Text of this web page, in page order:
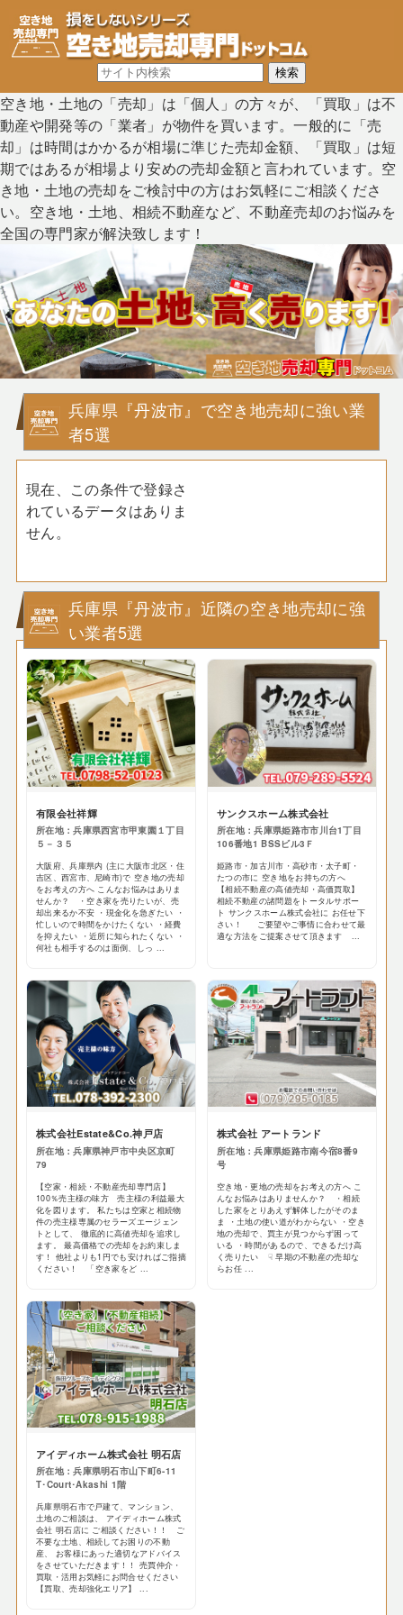
空き地・土地の「売却」は「個人」の方々が、「買取」は不
動産や開発等の「業者」が物件を買います。一般的に「売
却」は時間はかかるが相場に準じた売却金額、「買取」は短
期ではあるが相場より安めの売却金額と言われています。空
き地・土地の売却をご検討中の方はお気軽にご相談くださ
い。空き地・土地、相続不動産など、不動産売却のお悩みを
全国の専門家が解決致します！
兵庫県『丹波市』で空き地売却に強い業
者5選
現在、この条件で登録さ
れているデータはありま
せん。
兵庫県『丹波市』近隣の空き地売却に強
い業者5選
有限会社祥輝
所在地：兵庫県西宮市甲東園１丁目
５－３５
大阪府、兵庫県内 (主に大阪市北区・住
吉区、西宮市、尼崎市)で 空き地の売却
をお考えの方へ こんなお悩みはありま
せんか？ ・空き家を売りたいが、売
却出来るか不安 ・現金化を急ぎたい ・
忙しいので時間をかけたくない ・経費
を抑えたい ・近所に知られたくない ・
何社も相手するのは面倒、しっ ...
サンクスホーム株式会社
所在地：兵庫県姫路市市川台1丁目
106番地1 BSSビル3Ｆ
姫路市・加古川市・高砂市・太子町・
たつの市に 空き地をお持ちの方へ
【相続不動産の高値売却・高価買取】
相続不動産の諸問題をトータルサポー
ト サンクスホーム株式会社に お任せ下
さい！ ご要望やご事情に合わせて最
適な方法をご提案させて頂きます ...
株式会社Estate&Co.神戸店
所在地：兵庫県神戸市中央区京町
79
【空家・相続・不動産売却専門店】
100％売主様の味方 売主様の利益最大
化を図ります。 私たちは空家と相続物
件の売主様専属のセラーズエージェン
トとして、 徹底的に高値売却を追求し
ます。 最高価格での売却をお約束しま
す！ 他社よりも1円でも安ければご指摘
ください！ 「空き家をど ...
株式会社 アートランド
所在地：兵庫県姫路市南今宿8番9
号
空き地・更地の売却をお考えの方へ こ
んなお悩みはありませんか？ ・相続
した家をとりあえず解体したがそのま
ま ・土地の使い道がわからない ・空き
地の売却で、買主が見つからず困って
いる ・時間があるので、できるだけ高
く売りたい ☟ 早期の不動産の売却な
らお任 ...
アイディホーム株式会社 明石店
所在地：兵庫県明石市山下町6-11
T･Court･Akashi 1階
兵庫県明石市で戸建て、マンション、
土地のご相談は、 アイディホーム株式
会社 明石店に ご相談ください！！ ご
不要な土地、相続してお困りの不動
産、 お客様にあった適切なアドバイス
をさせていただきます！！ 売買仲介・
買取・活用お気軽にお問合せください
【買取、売却強化エリア】 ...